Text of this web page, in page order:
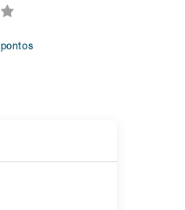
pontos